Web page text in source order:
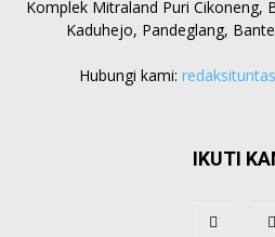
Komplek Mitraland Puri Cikoneng,
Kaduhejo, Pandeglang,
Hubungi kami:
IKUTI